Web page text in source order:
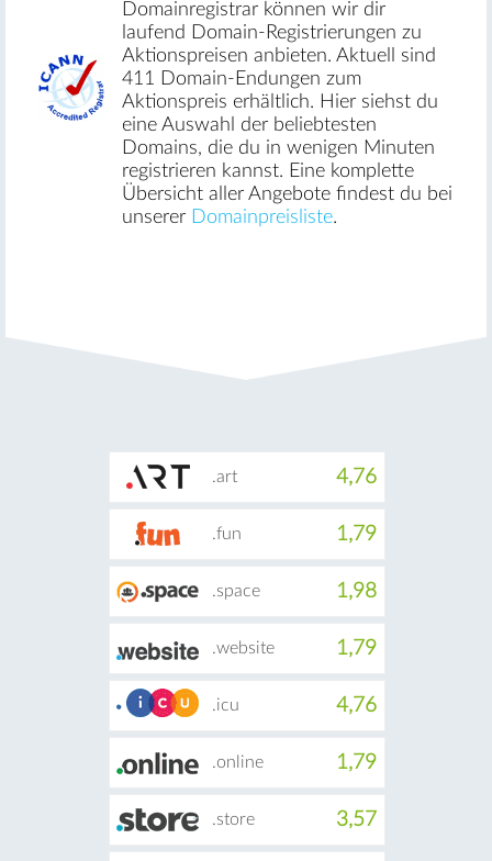
Domainregistrar können wir dir
laufend Domain-Registrierungen zu
Aktionspreisen anbieten. Aktuell sind
411 Domain-Endungen zum
Aktionspreis erhältlich. Hier siehst du
eine Auswahl der beliebtesten
Domains, die du in wenigen Minuten
registrieren kannst. Eine komplette
Übersicht aller Angebote findest du bei
unserer Domainpreisliste.
.art 4,76
.fun 1,79
.space 1,98
.website 1,79
.icu 4,76
.online 1,79
.store 3,57